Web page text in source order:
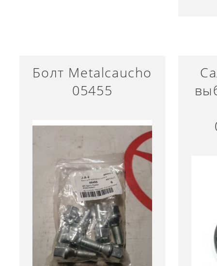
Болт Metalcaucho
05455